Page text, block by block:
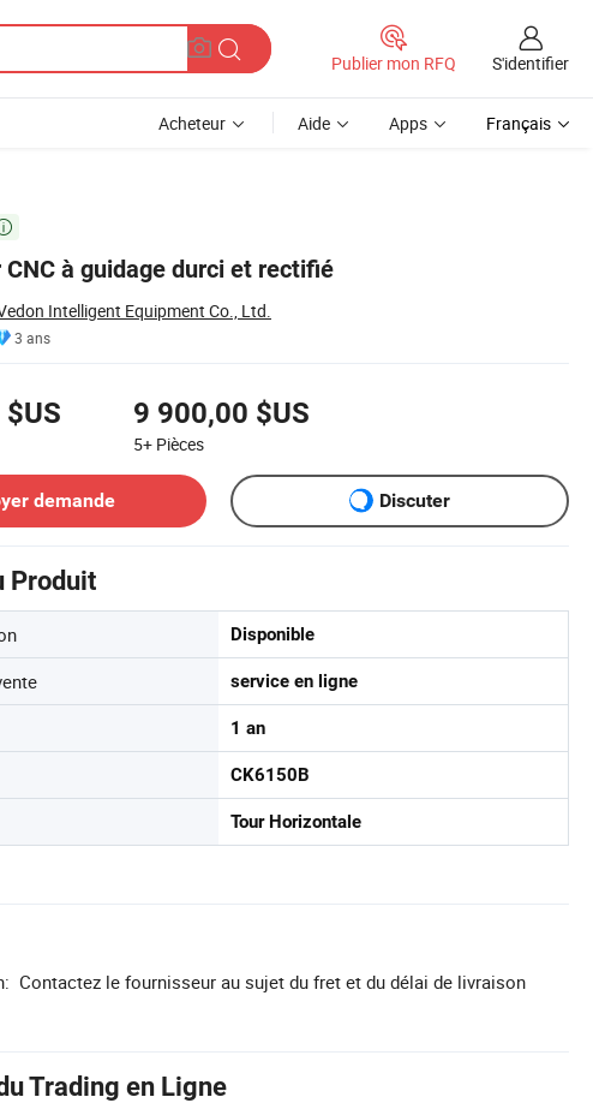
Publier mon RFQ S'identifier
Acheteur Aide Apps Français
CNC à guidage durci et rectifié
Intelligent Equipment Co., Ltd.
3 ans
9 900,00 $US
5+ Pièces
demande
Discuter
Produit
Disponible
service en ligne
1 an
CK6150B
Tour Horizontale
Contactez le fournisseur au sujet du fret et du délai de livraison
Trading en Ligne